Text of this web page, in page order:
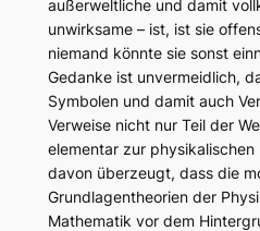
außerweltliche und damit
unwirksame – ist, ist sie
niemand könnte sie sonst
Gedanke ist unvermeidlich,
Symbolen und damit auch
Verweise nicht nur Teil der
elementar zur
davon überzeugt, dass die
Grundlagentheorien der
Mathematik vor dem